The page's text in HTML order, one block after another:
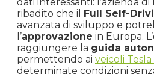
ribadito che il Full Self-
avanzata di sviluppo e
l’approvazione in Europa.
raggiungere la guida
permettendo ai veicoli Tesla
determinate condizioni